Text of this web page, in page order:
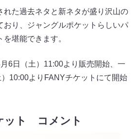
れた過去ネタと新ネタが盛り沢山の
おり、ジャングルポケットらしいパ
堪能できます。
6日（土）11:00より販売開始、一
10:00よりFANYチケットにて開始
ット コメント